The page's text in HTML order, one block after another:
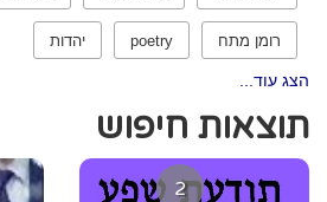
רומן מתח poetry יהדות
הצג עוד...
תוצאות חיפוש
2